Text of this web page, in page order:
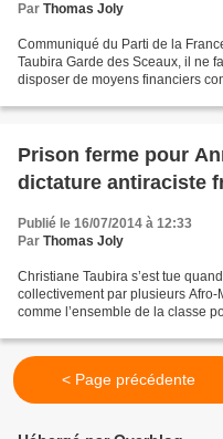
Par Thomas Joly
Communiqué du Parti de la
Taubira Garde des Sceaux, il ne
disposer de moyens financiers
Prison ferme pour
dictature antiraciste
Publié le 16/07/2014 à 12:33
Par Thomas Joly
Christiane Taubira s’est tue
collectivement par plusieurs
comme l’ensemble de la classe
< Page précédente